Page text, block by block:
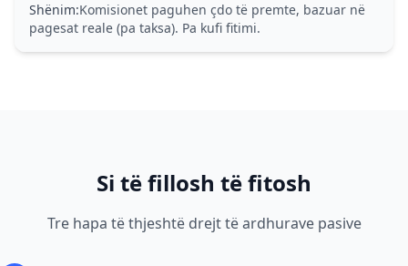
Shënim:Komisionet paguhen çdo të premte, bazuar në
pagesat reale (pa taksa). Pa kufi fitimi.
Si të fillosh të fitosh
Tre hapa të thjeshtë drejt të ardhurave pasive